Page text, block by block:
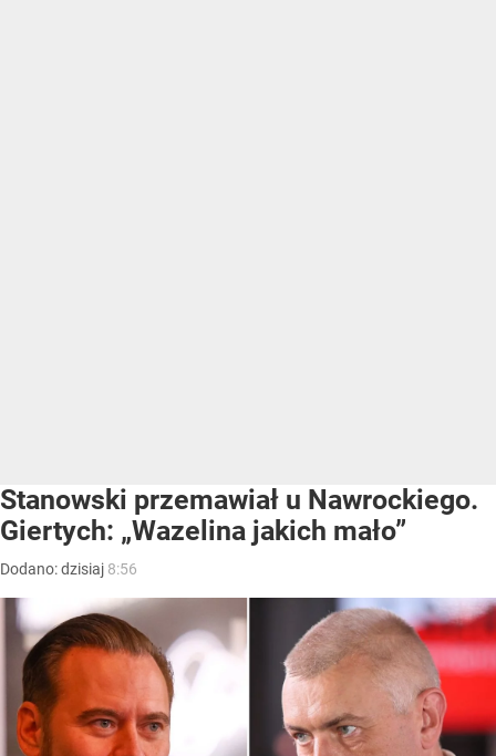
Stanowski przemawiał u Nawrockiego.
Giertych: „Wazelina jakich mało”
Dodano:dzisiaj 8:56